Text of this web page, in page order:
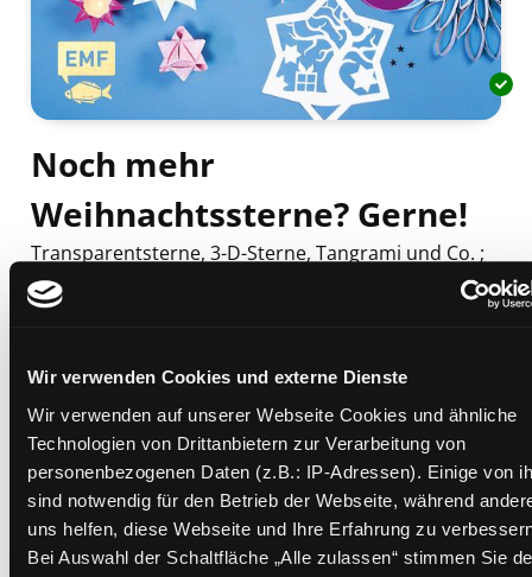
Wir verwenden Cookies und externe Dienste
Wir verwenden auf unserer Webseite Cookies und ähnliche
Technologien von Drittanbietern zur Verarbeitung von
personenbezogenen Daten (z.B.: IP-Adressen). Einige von
sind notwendig für den Betrieb der Webseite, während
uns helfen, diese Webseite und Ihre Erfahrung zu
Bei Auswahl der Schaltfläche „Alle zulassen“ stimmen Sie
Noch mehr
Weihnachtssterne? Gerne!
Transparentsterne, 3-D-Sterne, Tangrami und Co. ;
20 neue Sterne aus Papier basteln
Mediengruppe:
Beschreibung ein-/ausblenden
Mehr Informationen ein-/ausblenden
Exemplare